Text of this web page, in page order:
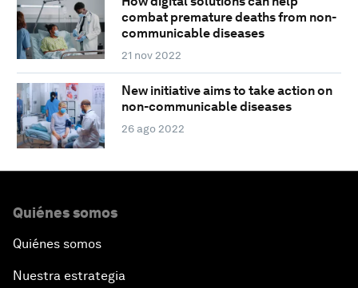
combat premature deaths from non-
communicable diseases
21 nov 2022
New initiative aims to take action on
non-communicable diseases
26 ago 2022
Quiénes somos
Quiénes somos
Nuestra estrategia